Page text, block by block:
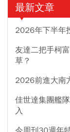
最新文章
2026年下半年
友達二把手柯
草？
2026前進大南
佳世達集團艦
入